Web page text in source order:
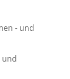
- und
und